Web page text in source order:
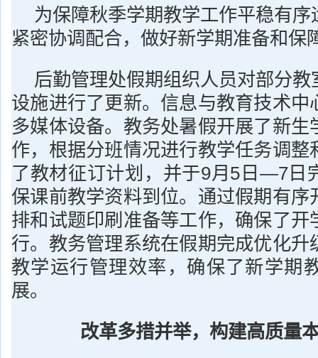
为保障秋季学期教学工作平稳有
紧密协调配合，做好新学期准备和保
后勤管理处假期组织人员对部分
设施进行了更新。信息与教育技术中
多媒体设备。教务处暑假开展了新生
作，根据分班情况进行教学任务调整
了教材征订计划，并于9月5日—7日
保课前教学资料到位。通过假期有序
排和试题印刷准备等工作，确保了开
行。教务管理系统在假期完成优化升
教学运行管理效率，确保了新学期
展。
改革多措并举，构建高质量